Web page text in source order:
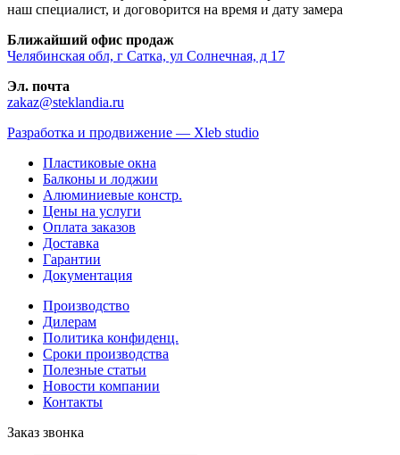
наш специалист, и договорится на время и дату замера
Ближайший офис продаж
Челябинская обл, г Сатка, ул Солнечная, д 17
Эл. почта
zakaz@steklandia.ru
Разработка и продвижение — Xleb studio
Пластиковые окна
Балконы и лоджии
Алюминиевые констр.
Цены на услуги
Оплата заказов
Доставка
Гарантии
Документация
Производство
Дилерам
Политика конфиденц.
Сроки производства
Полезные статьи
Новости компании
Контакты
Заказ звонка